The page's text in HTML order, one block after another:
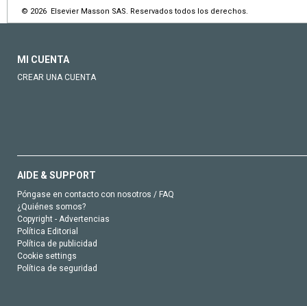
© 2026 Elsevier Masson SAS. Reservados todos los derechos.
MI CUENTA
CREAR UNA CUENTA
AIDE & SUPPORT
Póngase en contacto con nosotros / FAQ
¿Quiénes somos?
Copyright - Advertencias
Política Editorial
Política de publicidad
Cookie settings
Política de seguridad